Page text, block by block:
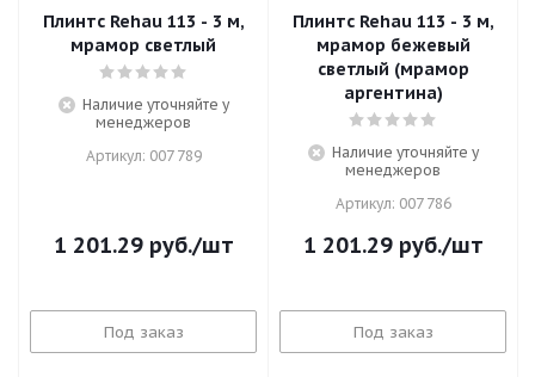
Плинтс Rehau 113 - 3 м,
мрамор светлый
Наличие уточняйте у
менеджеров
Артикул: 007 789
1 201.29руб./шт
Под заказ
Плинтс Rehau 113 - 3 м,
мрамор бежевый
светлый (мрамор
аргентина)
Наличие уточняйте у
менеджеров
Артикул: 007 786
1 201.29руб./шт
Под заказ